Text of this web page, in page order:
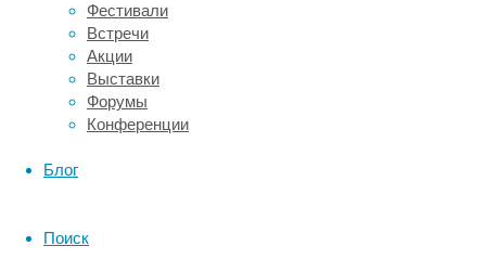
Фестивали
Встречи
Акции
Выставки
Форумы
Конференции
Блог
Поиск
крайней
мере,
если
говорить
о
развитых